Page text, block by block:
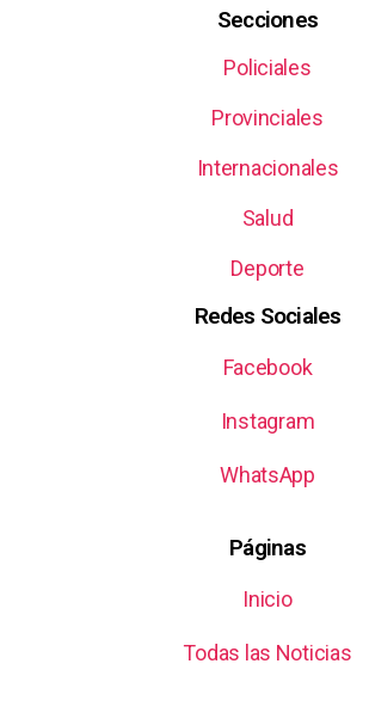
Secciones
Policiales
Provinciales
Internacionales
Salud
Deporte
Redes Sociales
Facebook
Instagram
WhatsApp
Páginas
Inicio
Todas las Noticias